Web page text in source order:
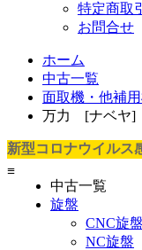
特定商取
お問合せ
ホーム
中古一覧
面取機・他補
万力 [ナベヤ]
新型コロナウイルス
≡
中古一覧
旋盤
CNC旋盤
NC旋盤